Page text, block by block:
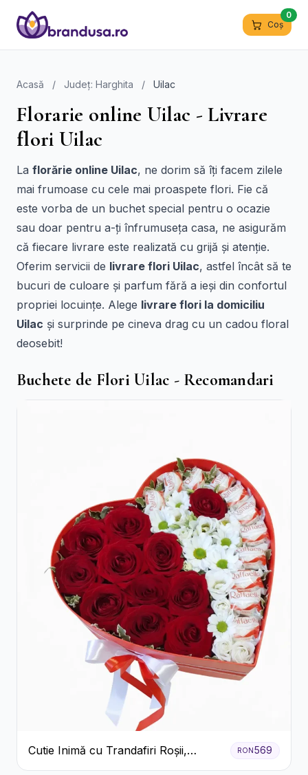
Coș
0
Acasă / Județ: Harghita / Uilac
Florarie online Uilac - Livrare
flori Uilac
La florărie online Uilac, ne dorim să îți facem zilele
mai frumoase cu cele mai proaspete flori. Fie că
este vorba de un buchet special pentru o ocazie
sau doar pentru a-ți înfrumuseța casa, ne asigurăm
că fiecare livrare este realizată cu grijă și atenție.
Oferim servicii de livrare flori Uilac, astfel încât să te
bucuri de culoare și parfum fără a ieși din confortul
propriei locuințe. Alege livrare flori la domiciliu
Uilac și surprinde pe cineva drag cu un cadou floral
deosebit!
Buchete de Flori Uilac - Recomandari
Cutie Inimă cu Trandafiri Roșii,
Crizanteme Albe și Bomboane
RON569